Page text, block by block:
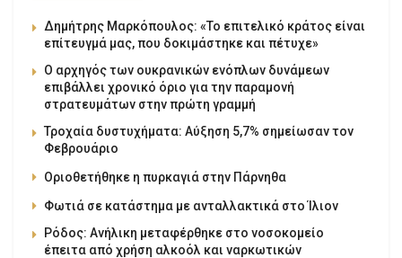
Δημήτρης Μαρκόπουλος: «Το επιτελικό κράτος είναι
επίτευγμά μας, που δοκιμάστηκε και πέτυχε»
Ο αρχηγός των ουκρανικών ενόπλων δυνάμεων
επιβάλλει χρονικό όριο για την παραμονή
στρατευμάτων στην πρώτη γραμμή
Τροχαία δυστυχήματα: Αύξηση 5,7% σημείωσαν τον
Φεβρουάριο
Οριοθετήθηκε η πυρκαγιά στην Πάρνηθα
Φωτιά σε κατάστημα με ανταλλακτικά στο Ίλιον
Ρόδος: Ανήλικη μεταφέρθηκε στο νοσοκομείο
έπειτα από χρήση αλκοόλ και ναρκωτικών